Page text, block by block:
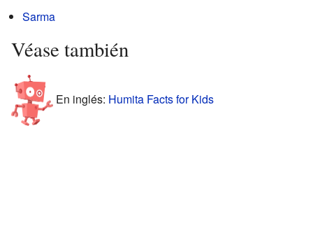
Sarma
Véase también
En inglés: Humita Facts for Kids